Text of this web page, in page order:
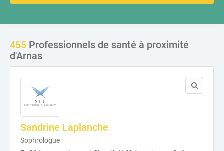
455 Professionnels de santé à proximité
d'Arnas
Sandrine Laplanche
Sophrologue